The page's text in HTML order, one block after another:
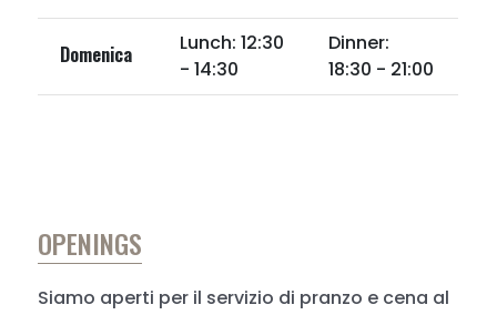
Domenica
Lunch: 12:30
- 14:30
Dinner:
18:30 - 21:00
OPENINGS
Siamo aperti per il servizio di pranzo e cena al